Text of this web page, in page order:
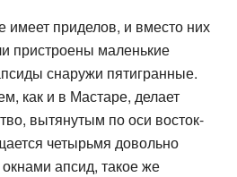
имеет приделов, и вместо них
пристроены маленькие
снаружи пятигранные.
как и в Мастаре, делает
вытянутым по оси восток-
четырьмя довольно
апсид, такое же